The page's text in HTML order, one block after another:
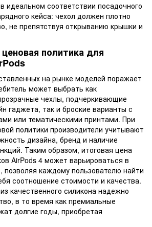
идеальном соответствии посадочного
кейса: чехол должен плотно
не препятствуя открыванию крышки и
политика для
на рынке моделей поражает
может выбрать как
чехлы, подчеркивающие
гаджета, так и броские варианты с
или тематическими принтами. При
политики производители учитывают
дизайна, бренд и наличие
Таким образом, итоговая цена
AirPods 4 может варьироваться в
позволяя каждому пользователю найти
соотношение стоимости и качества.
качественного силикона надежно
в то время как премиальные
долгие годы, приобретая